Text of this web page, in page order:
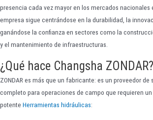
presencia cada vez mayor en los mercados nacionales
empresa sigue centrándose en la durabilidad, la
ganándose la confianza en sectores como la
y el mantenimiento de infraestructuras.
¿Qué hace Changsha ZONDAR?
ZONDAR es más que un fabricante: es un proveedor
completo para operaciones de campo que requieren
potente Herramientas hidráulicas: